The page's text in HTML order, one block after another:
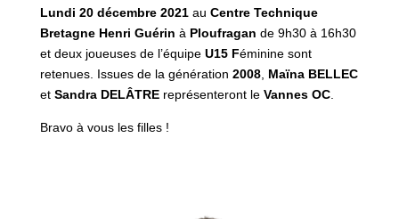
Lundi 20 décembre 2021au Centre Technique
Bretagne Henri Guérin à Ploufragan de 9h30 à 16h30
et deux joueuses de l’équipe U15 Féminine sont
retenues. Issues de la génération 2008, Maïna BELLEC
et Sandra DELÂTREreprésenteront le Vannes OC.
Bravo à vous les filles !